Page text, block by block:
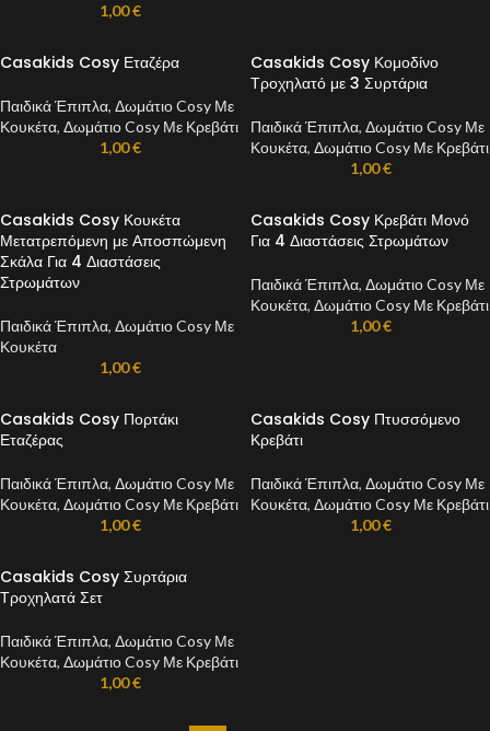
1,00€
Casakids Cosy Εταζέρα
Παιδικά Έπιπλα, Δωμάτιο Cosy Με
Κουκέτα, Δωμάτιο Cosy Με Κρεβάτι
1,00€
Casakids Cosy Κομοδίνο
Τροχηλατό με 3 Συρτάρια
Παιδικά Έπιπλα, Δωμάτιο Cosy Με
Κουκέτα, Δωμάτιο Cosy Με Κρεβάτι
1,00€
Casakids Cosy Κουκέτα
Μετατρεπόμενη με Αποσπώμενη
Σκάλα Για 4 Διαστάσεις
Στρωμάτων
Παιδικά Έπιπλα, Δωμάτιο Cosy Με
Κουκέτα
1,00€
Casakids Cosy Κρεβάτι Μονό
Για 4 Διαστάσεις Στρωμάτων
Παιδικά Έπιπλα, Δωμάτιο Cosy Με
Κουκέτα, Δωμάτιο Cosy Με Κρεβάτι
1,00€
Casakids Cosy Πορτάκι
Εταζέρας
Παιδικά Έπιπλα, Δωμάτιο Cosy Με
Κουκέτα, Δωμάτιο Cosy Με Κρεβάτι
1,00€
Casakids Cosy Πτυσσόμενο
Κρεβάτι
Παιδικά Έπιπλα, Δωμάτιο Cosy Με
Κουκέτα, Δωμάτιο Cosy Με Κρεβάτι
1,00€
Casakids Cosy Συρτάρια
Τροχηλατά Σετ
Παιδικά Έπιπλα, Δωμάτιο Cosy Με
Κουκέτα, Δωμάτιο Cosy Με Κρεβάτι
1,00€